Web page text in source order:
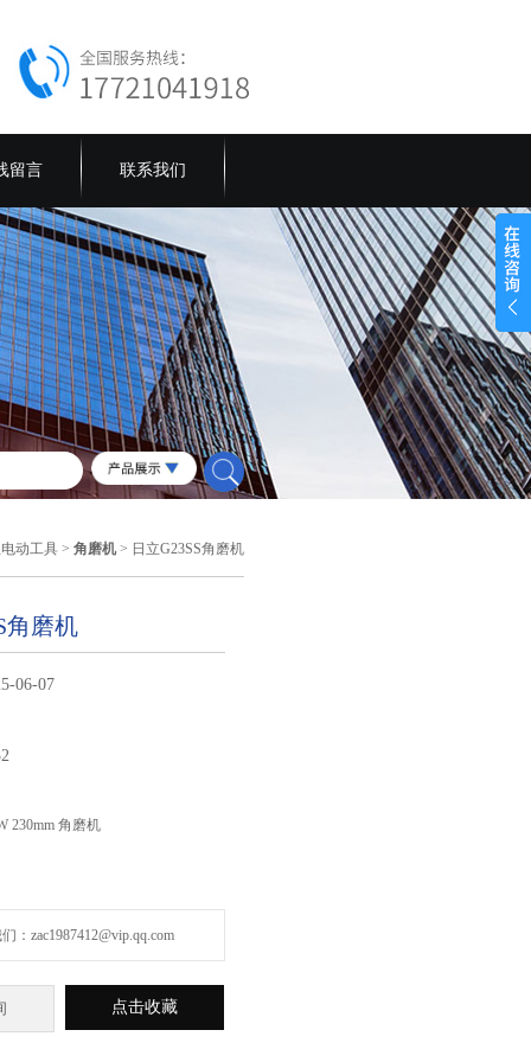
留言 联系我们
动工具 >角磨机 > 日立G23SS角磨机
角磨机
06-07
230mm 角磨机
：zac1987412@vip.qq.com
点击收藏